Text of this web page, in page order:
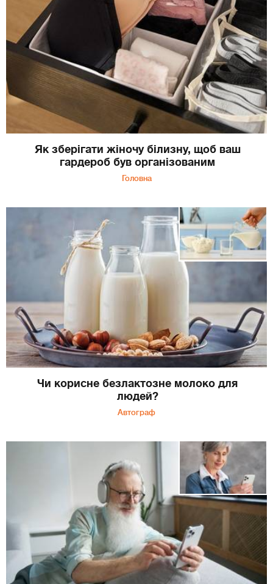
Як зберігати жіночу білизну, щоб ваш
гардероб був організованим
Головна
Чи корисне безлактозне молоко для
людей?
Автограф